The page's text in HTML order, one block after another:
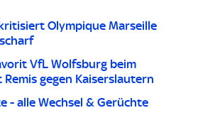
Olympique Marseille
VfL Wolfsburg beim
gegen Kaiserslautern
- alle Wechsel & Gerüchte